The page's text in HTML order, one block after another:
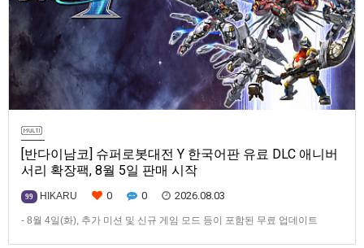
[반다이남코] 슈퍼로봇대전 Y 한국어판 유료 DLC 애니버
서리 확장팩, 8월 5일 판매 시작
99 HIKARU 0 0 2026.08.03
- 8월 4일(화), 추가 미션 및 신규 게임 모드 등이 포함된 무료 업데이트